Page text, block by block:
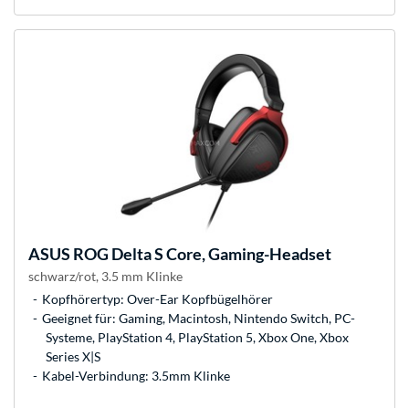
ASUS ROG Delta S Core, Gaming-Headset
schwarz/rot, 3.5 mm Klinke
Kopfhörertyp: Over-Ear Kopfbügelhörer
Geeignet für: Gaming, Macintosh, Nintendo Switch, PC-
Systeme, PlayStation 4, PlayStation 5, Xbox One, Xbox
Series X|S
Kabel-Verbindung: 3.5mm Klinke